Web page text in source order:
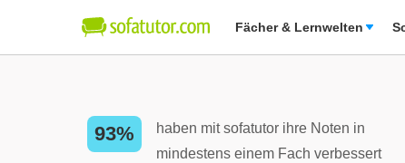
Fächer & Lernwelten
93%
haben mit sofatutor ihre Noten in
mindestens einem Fach verbessert